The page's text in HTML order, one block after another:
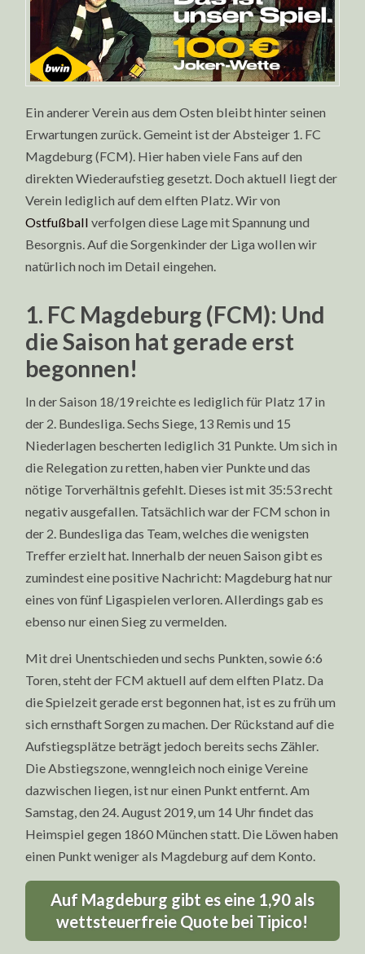
Ein anderer Verein aus dem Osten bleibt hinter seinen
Erwartungen zurück. Gemeint ist der Absteiger 1. FC
Magdeburg (FCM). Hier haben viele Fans auf den
direkten Wiederaufstieg gesetzt. Doch aktuell liegt der
Verein lediglich auf dem elften Platz. Wir von
Ostfußball verfolgen diese Lage mit Spannung und
Besorgnis. Auf die Sorgenkinder der Liga wollen wir
natürlich noch im Detail eingehen.
1. FC Magdeburg (FCM): Und
die Saison hat gerade erst
begonnen!
In der Saison 18/19 reichte es lediglich für Platz 17 in
der 2. Bundesliga. Sechs Siege, 13 Remis und 15
Niederlagen bescherten lediglich 31 Punkte. Um sich in
die Relegation zu retten, haben vier Punkte und das
nötige Torverhältnis gefehlt. Dieses ist mit 35:53 recht
negativ ausgefallen. Tatsächlich war der FCM schon in
der 2. Bundesliga das Team, welches die wenigsten
Treffer erzielt hat. Innerhalb der neuen Saison gibt es
zumindest eine positive Nachricht: Magdeburg hat nur
eines von fünf Ligaspielen verloren. Allerdings gab es
ebenso nur einen Sieg zu vermelden.
Mit drei Unentschieden und sechs Punkten, sowie 6:6
Toren, steht der FCM aktuell auf dem elften Platz. Da
die Spielzeit gerade erst begonnen hat, ist es zu früh um
sich ernsthaft Sorgen zu machen. Der Rückstand auf die
Aufstiegsplätze beträgt jedoch bereits sechs Zähler.
Die Abstiegszone, wenngleich noch einige Vereine
dazwischen liegen, ist nur einen Punkt entfernt. Am
Samstag, den 24. August 2019, um 14 Uhr findet das
Heimspiel gegen 1860 München statt. Die Löwen haben
einen Punkt weniger als Magdeburg auf dem Konto.
Auf Magdeburg gibt es eine 1,90 als
wettsteuerfreie Quote bei Tipico!